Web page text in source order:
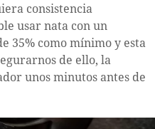
consistencia
usar nata con un
35% como mínimo y esta
de ello, la
unos minutos antes de